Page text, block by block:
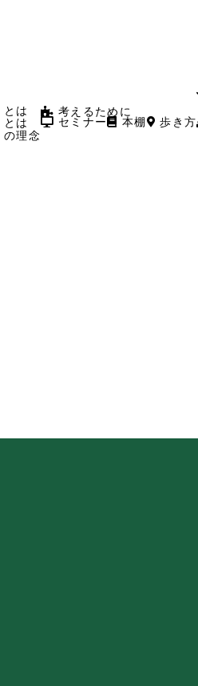
とは
とは
の理念
考えるために
セミナー
本棚 歩き方